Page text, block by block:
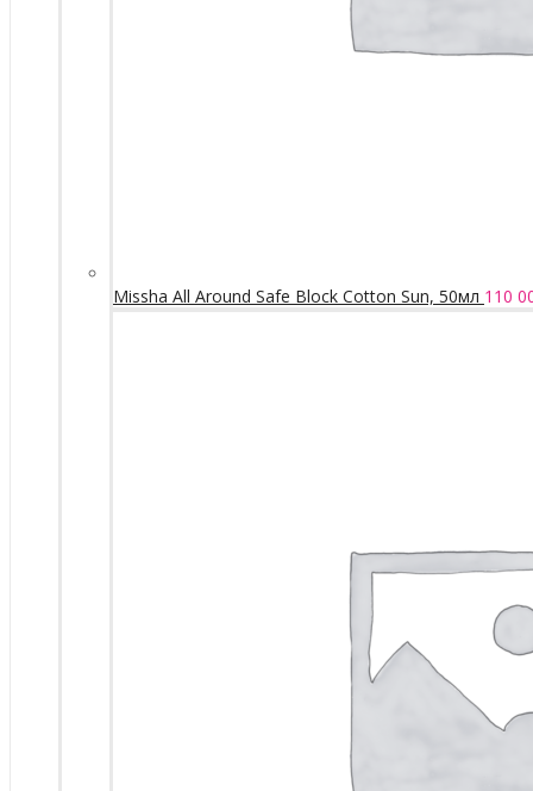
Missha All Around Safe Block Cotton Sun, 50мл 110